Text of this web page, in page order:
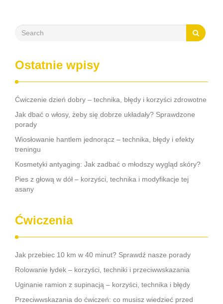
Ostatnie wpisy
Ćwiczenie dzień dobry – technika, błędy i korzyści zdrowotne
Jak dbać o włosy, żeby się dobrze układały? Sprawdzone
porady
Wiosłowanie hantlem jednorącz – technika, błędy i efekty
treningu
Kosmetyki antyaging: Jak zadbać o młodszy wygląd skóry?
Pies z głową w dół – korzyści, technika i modyfikacje tej
asany
Ćwiczenia
Jak przebiec 10 km w 40 minut? Sprawdź nasze porady
Rolowanie łydek – korzyści, techniki i przeciwwskazania
Uginanie ramion z supinacją – korzyści, technika i błędy
Przeciwwskazania do ćwiczeń: co musisz wiedzieć przed